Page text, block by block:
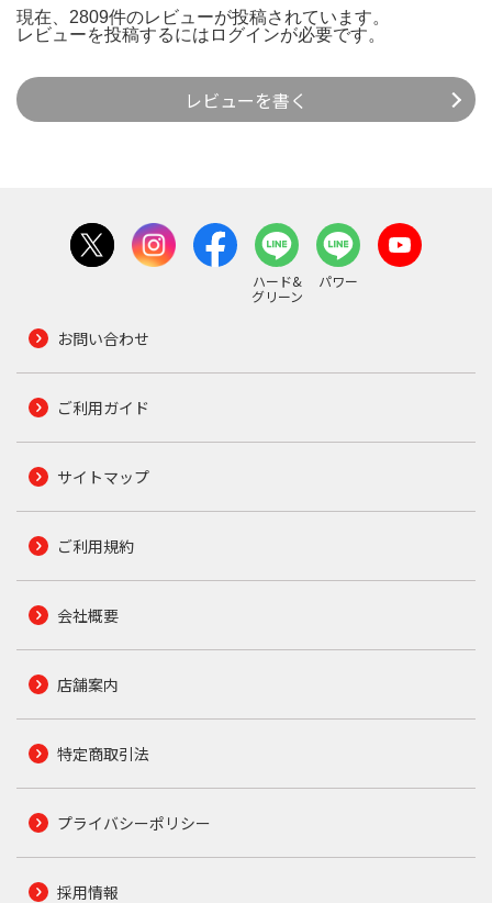
現在、2809件のレビューが投稿されています。
レビューを投稿するには ログインが必要です。
レビューを書く
ハード&
グリーン
パワー
お問い合わせ
ご利用ガイド
サイトマップ
ご利用規約
会社概要
店舗案内
特定商取引法
プライバシーポリシー
採用情報